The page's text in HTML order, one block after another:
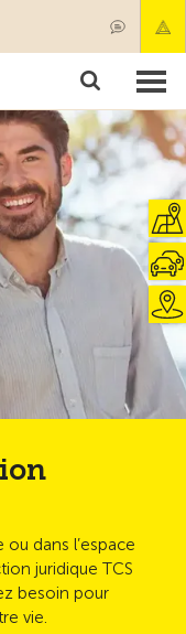
dans l’espace
juridique TCS
besoin pour
vie.